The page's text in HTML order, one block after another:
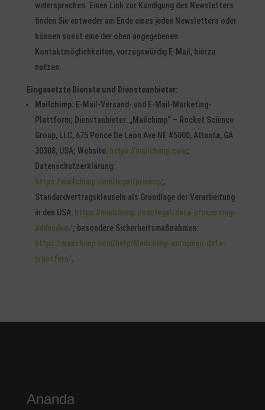
widersprechen. Einen Link zur Kündigung des Newsletters
finden Sie entweder am Ende eines jeden Newsletters oder
können sonst eine der oben angegebenen
Kontaktmöglichkeiten, vorzugswürdig E-Mail, hierzu
nutzen.
Eingesetzte Dienste und Diensteanbieter:
Mailchimp: E-Mail-Versand- und E-Mail-Marketing-
Plattform; Dienstanbieter: „Mailchimp“ – Rocket Science
Group, LLC, 675 Ponce De Leon Ave NE #5000, Atlanta, GA
30308, USA; Website: https://mailchimp.com;
Datenschutzerklärung:
https://mailchimp.com/legal/privacy/;
Standardvertragsklauseln als Grundlage der Verarbeitung
in den USA: https://mailchimp.com/legal/data-processing-
addendum/; besondere Sicherheitsmaßnahmen:
https://mailchimp.com/help/Mailchimp-european-data-
transfers/
Ananda